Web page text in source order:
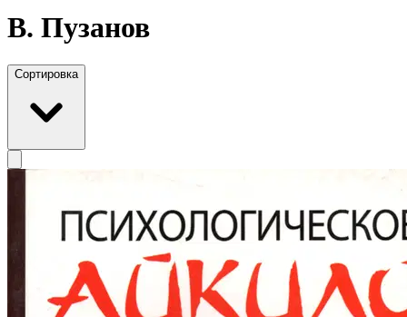
В. Пузанов
Сортировка